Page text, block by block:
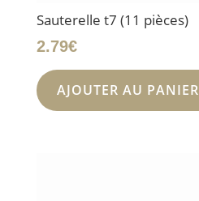
Sauterelle t7 (11 pièces)
2.79€
AJOUTER AU PANIER